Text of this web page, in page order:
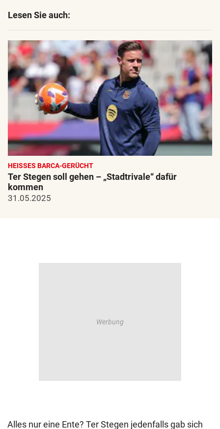
Lesen Sie auch:
HEISSES BARCA-GERÜCHT
Ter Stegen soll gehen – „Stadtrivale“ dafür
kommen
31.05.2025
Alles nur eine Ente? Ter Stegen jedenfalls gab sich